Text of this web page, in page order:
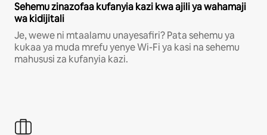
Sehemu zinazofaa kufanyia kazi kwa ajili ya wahamaji
wa kidijitali
Je, wewe ni mtaalamu unayesafiri? Pata sehemu ya
kukaa ya muda mrefu yenye Wi-Fi ya kasi na sehemu
mahususi za kufanyia kazi.